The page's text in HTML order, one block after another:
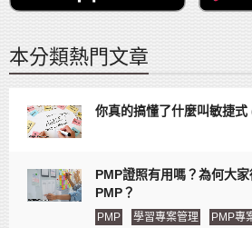
本分類熱門文章
你真的搞懂了什麼叫敏捷
PMP證照有用嗎？為何大
PMP？
PMP 學習專案管理 PMP專